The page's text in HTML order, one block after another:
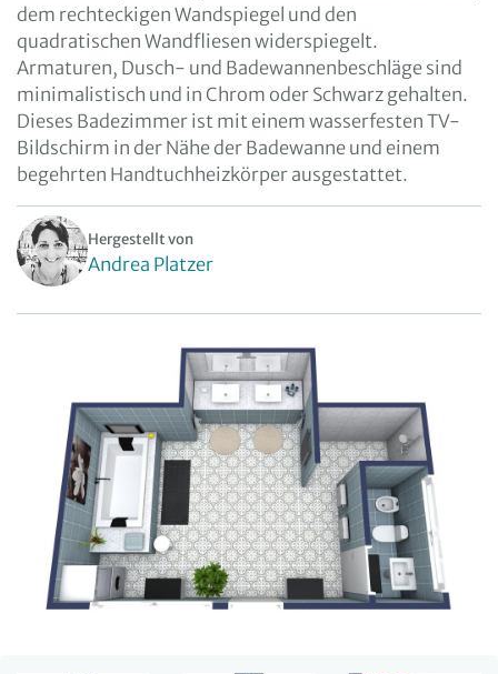
dem rechteckigen Wandspiegel und den
quadratischen Wandfliesen widerspiegelt.
Armaturen, Dusch- und Badewannenbeschläge sind
minimalistisch und in Chrom oder Schwarz gehalten.
Dieses Badezimmer ist mit einem wasserfesten TV-
Bildschirm in der Nähe der Badewanne und einem
begehrten Handtuchheizkörper ausgestattet.
Hergestellt von
Andrea Platzer